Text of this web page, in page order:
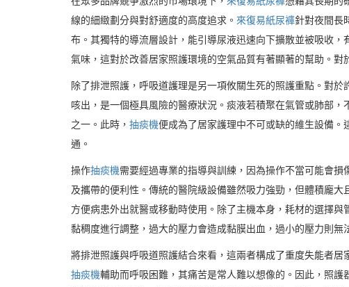
線的細緻劃分與對舒適度的高度追求。 來復易紙尿褲針對夜間長
布。其獨特的導流層設計，能引導尿液迅速向下擴散並被吸收
氣味，這對於改善居家照護環境的空氣品質有著顯著的幫助。
除了排泄照護，呼吸道護理是另一項攸關生死的照護重點。對
咳出，是一個極具風險的醫療狀況。痰液若積聚在氣管或肺部
之一。此時， 抽痰機便成為了居家護理中不可或缺的維生設備
通。
操作抽痰機需要經過專業的指導與訓練，因為操作不當可能會
及攜帶的便利性。傳統的醫院級設備雖然吸力強勁，但體積龐
方便病患外出就醫或移動時使用。除了主機本身，耗材的選擇
黏稠度進行調整，過大的壓力會造成黏膜出血，過小的壓力則無
將排泄照護與呼吸道照護結合來看，這兩者構成了重度失能者
抽痰機輔助而呼吸困難，其痛苦是常人難以想像的。因此，照